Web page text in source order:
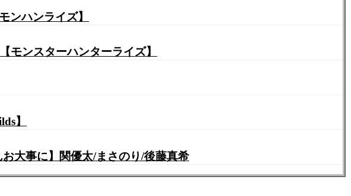
ンハンライズ】
モンスターハンターライズ】
】
大事に】関優太/まさのり/後藤真希